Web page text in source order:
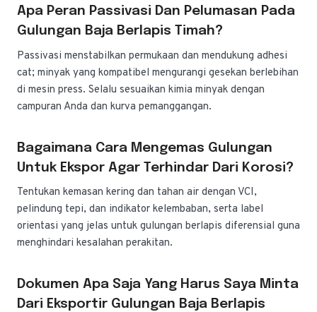
Apa Peran Passivasi Dan Pelumasan Pada
Gulungan Baja Berlapis Timah?
Passivasi menstabilkan permukaan dan mendukung adhesi
cat; minyak yang kompatibel mengurangi gesekan berlebihan
di mesin press. Selalu sesuaikan kimia minyak dengan
campuran Anda dan kurva pemanggangan.
Bagaimana Cara Mengemas Gulungan
Untuk Ekspor Agar Terhindar Dari Korosi?
Tentukan kemasan kering dan tahan air dengan VCI,
pelindung tepi, dan indikator kelembaban, serta label
orientasi yang jelas untuk gulungan berlapis diferensial guna
menghindari kesalahan perakitan.
Dokumen Apa Saja Yang Harus Saya Minta
Dari Eksportir Gulungan Baja Berlapis